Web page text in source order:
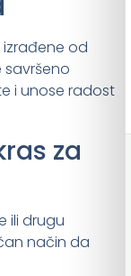
izrađene od
savršeno
i unose radost
za
ili drugu
način da